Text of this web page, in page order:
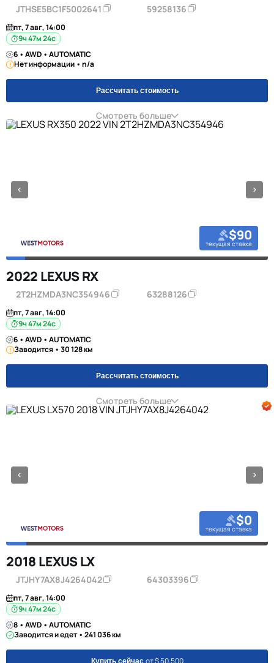
JTHSE5BC1F5002641 59258136
пт, 7 авг, 14:00
9ч 47м 23с
6 • AWD • AUTOMATIC
Нет информации • n/a
Рассчитать стоимость
Смотреть больше
$90
текущая ставка
2022 LEXUS RX
2T2HZMDA3NC354946 63288126
пт, 7 авг, 14:00
9ч 47м 23с
6 • AWD • AUTOMATIC
Заводится • 30 128 км
Рассчитать стоимость
Смотреть больше
$0
текущая ставка
2018 LEXUS LX
JTJHY7AX8J4264042 64303396
пт, 7 авг, 14:00
9ч 47м 23с
8 • AWD • AUTOMATIC
Заводится и едет • 241 036 км
Купить сейчас от $ 50,500